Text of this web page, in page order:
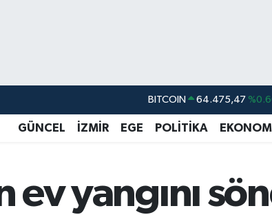
47,5971
EURO 55,1336
6527.85
BİST100 13.703
GÜNCEL İZMİR EGE POLİTİKA EKONOMİ
ev yangını